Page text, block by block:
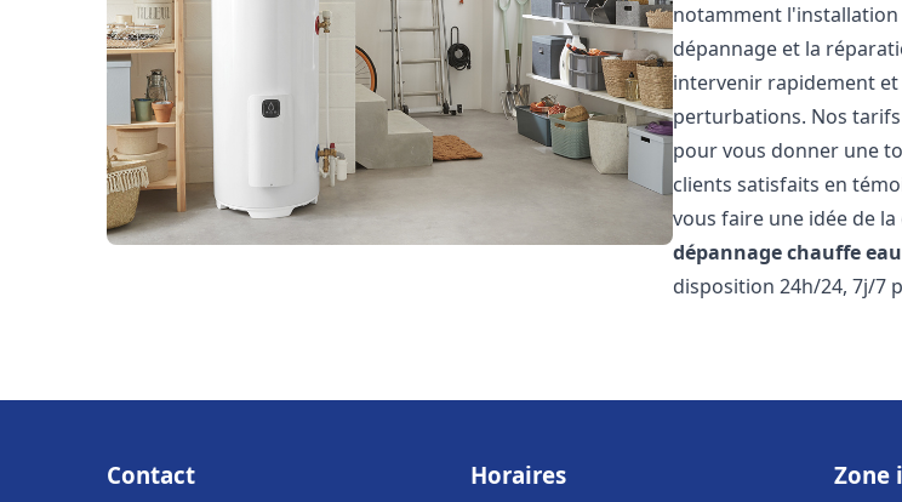
notamment l'installation
dépannage et la
intervenir rapidement
perturbations. Nos
pour vous donner une
clients satisfaits en
vous faire une idée de
dépannage chauffe eau
disposition 24h/24, 7j/7
Contact Horaires Zone